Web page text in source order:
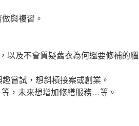
與複習。
以及不會質疑舊衣為何還要修補的腦
嘗試，想斜槓接案或創業。
，未來想增加修繕服務…等。